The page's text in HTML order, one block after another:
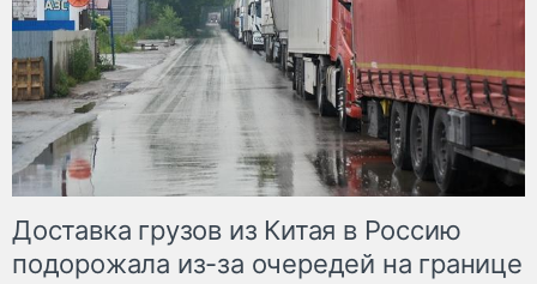
Доставка грузов из Китая в Россию
подорожала из-за очередей на границе